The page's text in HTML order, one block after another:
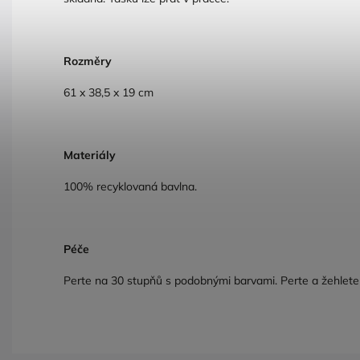
Rozměry
61 x 38,5 x 19 cm
Materiály
100% recyklovaná bavlna.
Péče
Perte na 30 stupňů s podobnými barvami. Perte a